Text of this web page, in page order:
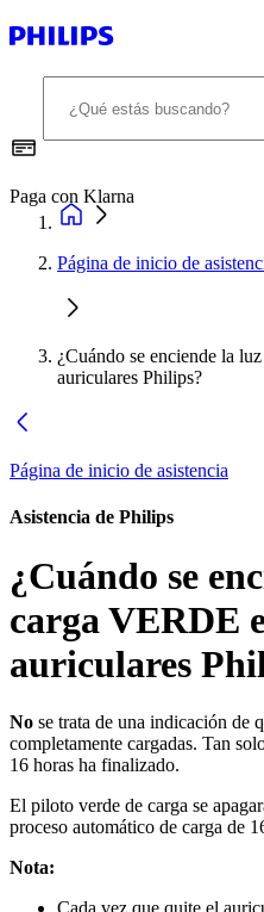
Paga con Klarna
Página de inicio de
¿Cuándo se enciende la
auriculares Philips?
Página de inicio de asistencia
Asistencia de Philips
¿Cuándo se
carga VERDE
auriculares
No se trata de una indicación de
completamente cargadas. Tan
16 horas ha finalizado.
El piloto verde de carga se
proceso automático de carga de
Nota: